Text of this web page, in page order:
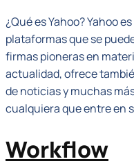
¿Qué es Yahoo? Yahoo
plataformas que se
firmas pioneras en
actualidad, ofrece
de noticias y muchas
cualquiera que entre en
Workflow